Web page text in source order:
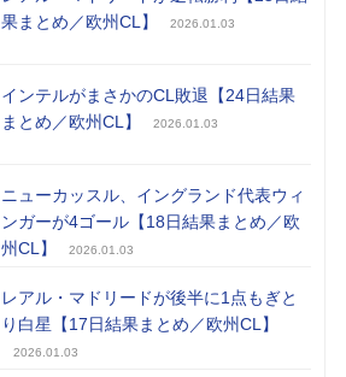
果まとめ／欧州CL】
2026.01.03
インテルがまさかのCL敗退【24日結果
まとめ／欧州CL】
2026.01.03
ニューカッスル、イングランド代表ウィ
ンガーが4ゴール【18日結果まとめ／欧
州CL】
2026.01.03
レアル・マドリードが後半に1点もぎと
り白星【17日結果まとめ／欧州CL】
2026.01.03